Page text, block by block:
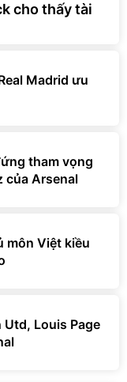
cho thấy tài
Madrid ưu
tham vọng
của Arsenal
môn Việt kiều
Louis Page